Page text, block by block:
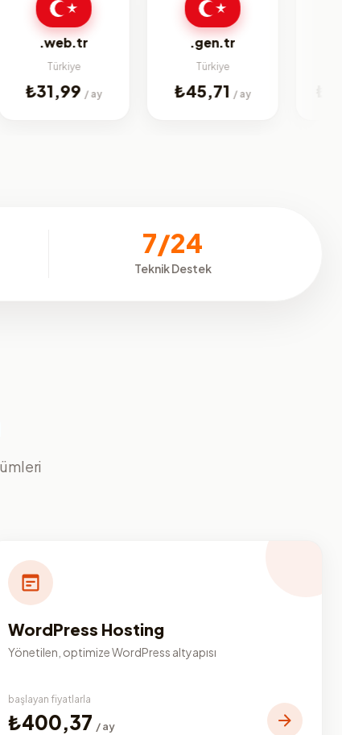
.web.tr
/ ay
.gen.tr
₺45,71 / ay
7/24
Teknik Destek
WordPress Hosting
Yönetilen, optimize WordPress altyapısı
başlayan fiyatlarla
₺400,37 / ay